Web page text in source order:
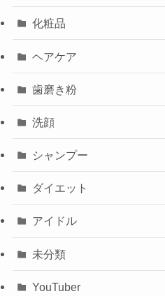
化粧品
ヘアケア
歯磨き粉
洗顔
シャンプー
ダイエット
アイドル
未分類
YouTuber